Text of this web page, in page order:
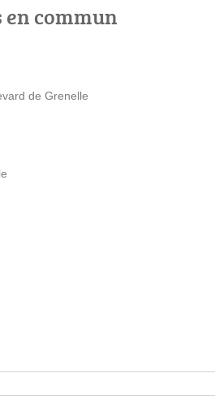
commun
de Grenelle